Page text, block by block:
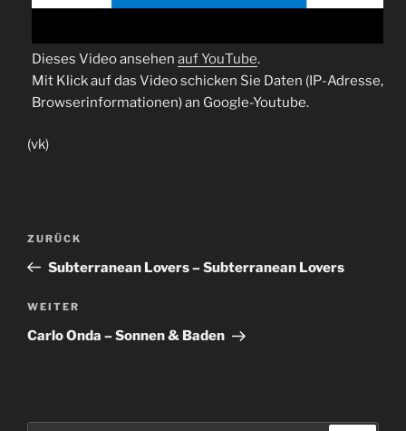
Dieses Video ansehen auf YouTube.
Mit Klick auf das Video schicken Sie Daten (IP-Adresse,
Browserinformationen) an Google-Youtube.
(vk)
Beitragsnavigation
Vorheriger
Beitrag
ZURÜCK
Subterranean Lovers – Subterranean Lovers
Nächster
Beitrag
WEITER
Carlo Onda – Sonnen & Baden